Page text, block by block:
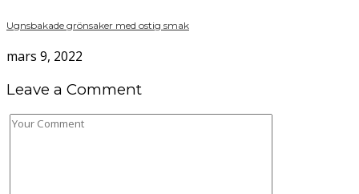
Ugnsbakade grönsaker med ostig smak
mars 9, 2022
Leave a Comment